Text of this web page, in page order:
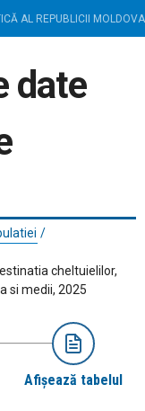
AL REPUBLICII MOLDOVA
date
/
cheltuielilor,
si medii, 2025
Afișează tabelul